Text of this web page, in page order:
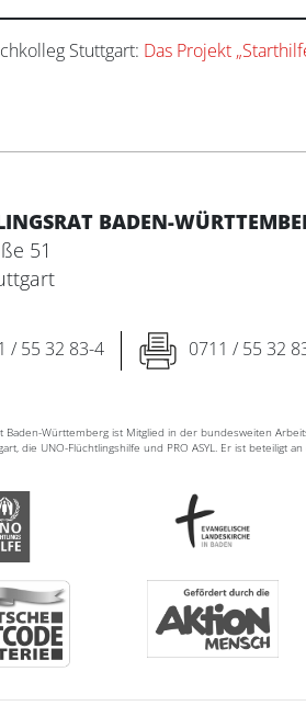
Stuttgart: Das Projekt
BADEN-
51
/ 55 32 83-4 0711 / 55 32
Baden-Württemberg ist Mitglied in der bundesweiten
die UNO-Flüchtlingshilfe und PRO ASYL. Er ist beteiligt